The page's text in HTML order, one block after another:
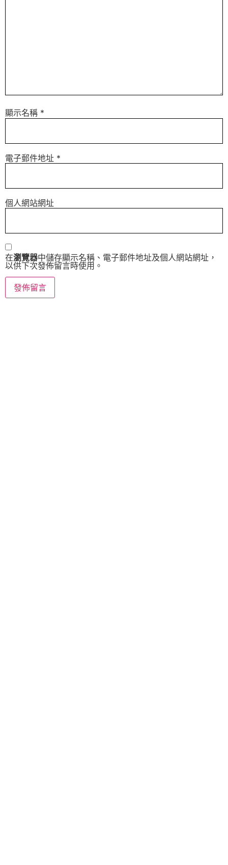
顯示名稱 *
電子郵件地址 *
個人網站網址
在瀏覽器中儲存顯示名稱、電子郵件地址及個人網站網址，
以供下次發佈留言時使用。